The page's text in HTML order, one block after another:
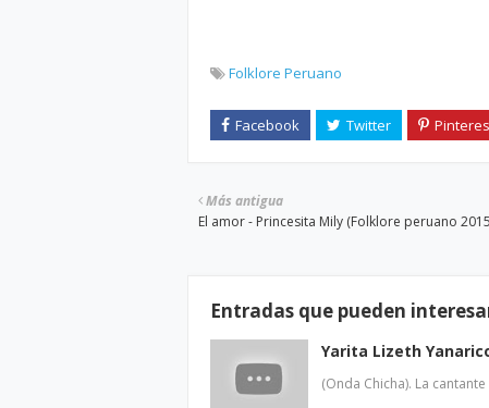
Folklore Peruano
Más antigua
El amor - Princesita Mily (Folklore peruano
Entradas que pueden
Yarita Lizeth
(Onda Chicha). La